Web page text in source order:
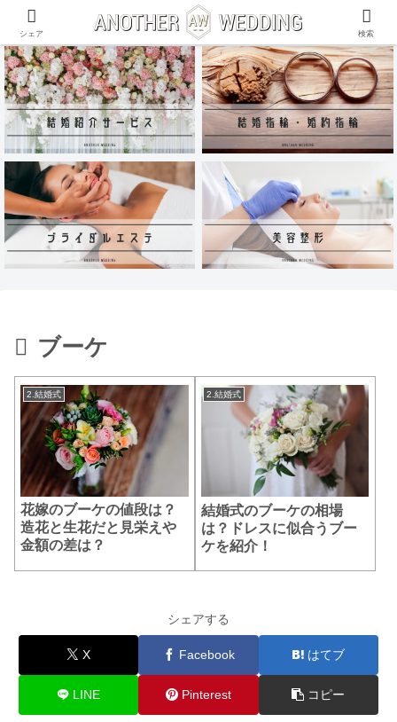
ANOTHER WEDDING~RING~のInstagramアカウントがリリース♪
ブーケ
2.結婚式
花嫁のブーケの値段は？
造花と生花だと見栄えや
金額の差は？
2.結婚式
結婚式のブーケの相場
は？ドレスに似合うブー
ケを紹介！
シェアする
X Facebook はてブ
LINE Pinterest コピー
シェア 検索